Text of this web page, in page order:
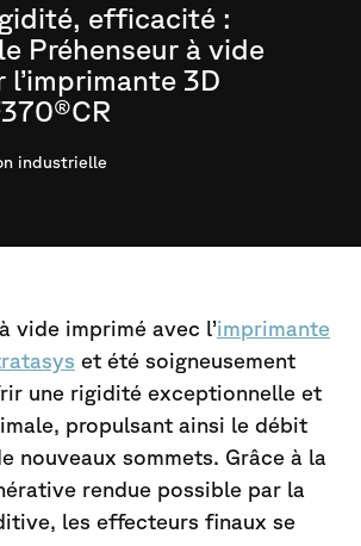
efficacité :
Préhenseur à vide
l’imprimante 3D
industrielle
vide imprimé avec l’imprimante
et été soigneusement
une rigidité exceptionnelle et
propulsant ainsi le débit
nouveaux sommets. Grâce à la
rendue possible par la
les effecteurs finaux se